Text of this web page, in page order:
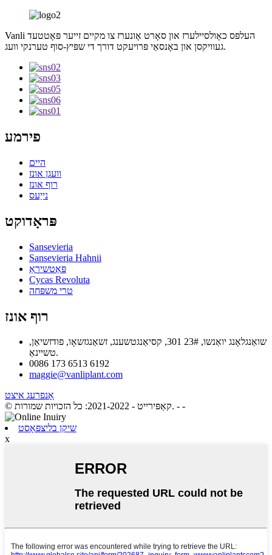
Vanli העלפּס כאָולסיילערז און סאָרט אָונערז צו מקיים זייער פּאָטטעד
געוויקסן און באָנסאַי פּרויעקט דורך די שפּיץ-סוף טערנקי וועג.
פירמע
היים
וועגן אונז
רוף אונז
נייַעס
פּראָדוקט
Sansevieria
Sansevieria Hahnii
פּאַטשיראַ
Cycas Revoluta
טרי משפּחה
רוף אונז
שואַנגלאָנג יואַנשו, 23# 301, קסיאַנגטשענג, זשאַנגזשאָו, פודזשיאַן,
טשיינאַ.
0086 173 6513 6192
maggie@vanliplant.com
אָנפרעג איצט
© קאַפּירייט - 2021-2022: כל הזכויות שמורות. - -
שיקן בליצפּאָסט
x